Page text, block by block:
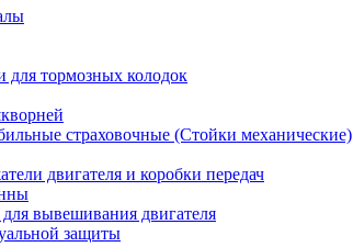
для тормозных колодок
страховочные (Стойки механические)
двигателя и коробки передач
вывешивания двигателя
защиты